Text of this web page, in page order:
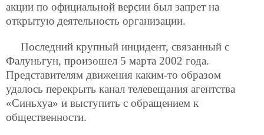
акции по официальной версии был запрет на
открытую деятельность организации.
Последний крупный инцидент, связанный с
Фалуньгун, произошел 5 марта 2002 года.
Представителям движения каким-то образом
удалось перекрыть канал телевещания агентства
«Синьхуа» и выступить с обращением к
общественности.